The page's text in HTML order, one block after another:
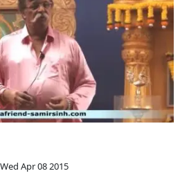
Wed Apr 08 2015